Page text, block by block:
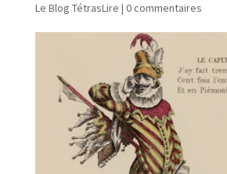
Le Blog TétrasLire | 0 commentaires